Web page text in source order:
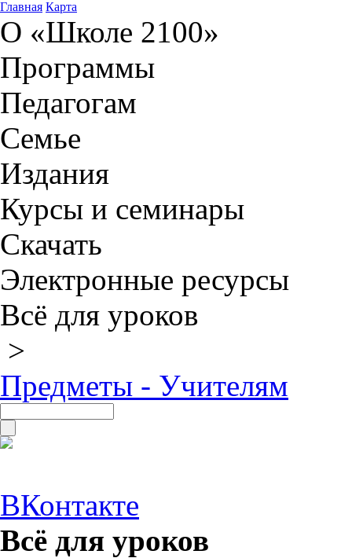
Главная Карта
О «Школе 2100»
Программы
Педагогам
Семье
Издания
Курсы и семинары
Скачать
Электронные ресурсы
Всё для уроков
>
Предметы - Учителям
ВКонтакте
Всё для уроков